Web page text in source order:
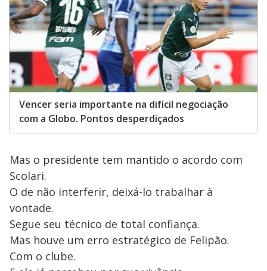
Vencer seria importante na difícil negociação
com a Globo. Pontos desperdiçados
Mas o presidente tem mantido o acordo com
Scolari.
O de não interferir, deixá-lo trabalhar à
vontade.
Segue seu técnico de total confiança.
Mas houve um erro estratégico de Felipão.
Com o clube.